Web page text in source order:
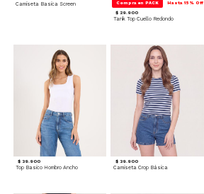
Camiseta Basica Screen Compra en PACK Hasta 15% Off
$ 29.900
Tank Top Cuello Redondo
$ 39.900
Top Basico Hombro Ancho
$ 39.900
Camiseta Crop Básica